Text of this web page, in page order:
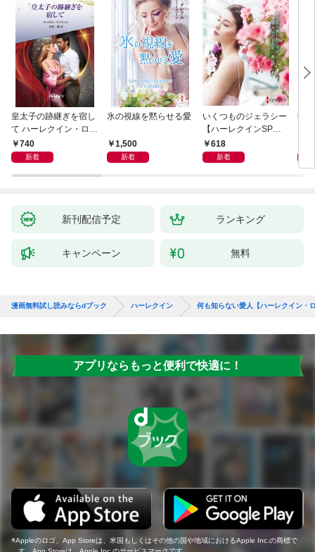
皇太子の跡継ぎを宿し
て ハーレクイン・ロマ
ンス～純潔のシンデレ
ラ～
740
新着
氷の視線を黙らせる愛
1,500
新着
いくつものジェラシー
【ハーレクインSP文
庫版】
618
新着
明
ン
新刊配信予定 ランキング
キャンペーン 無料
漫画無料試し読みならdブック ハーレクイン 何も知らない愛人【ハーレクイン・
アプリならもっと便利で快適に！
Appleのロゴ、App Storeは、米国もしくはその他の国や地域におけるApple Inc.の商標で